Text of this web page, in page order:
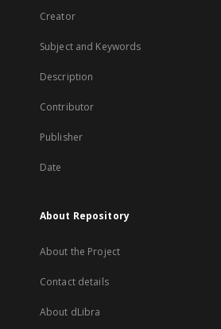
Creator
Subject and Keywords
Description
Contributor
Publisher
Date
About Repository
About the Project
Contact details
About dLibra